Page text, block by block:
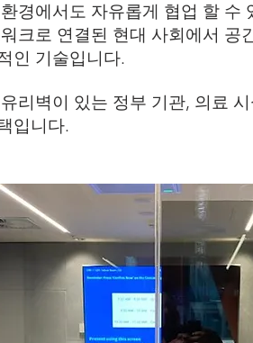
경에서도 자유롭게 협업 할 수
크로 연결된 현대 사회에서 공
인 기술입니다.
리벽이 있는 정부 기관, 의료
입니다.